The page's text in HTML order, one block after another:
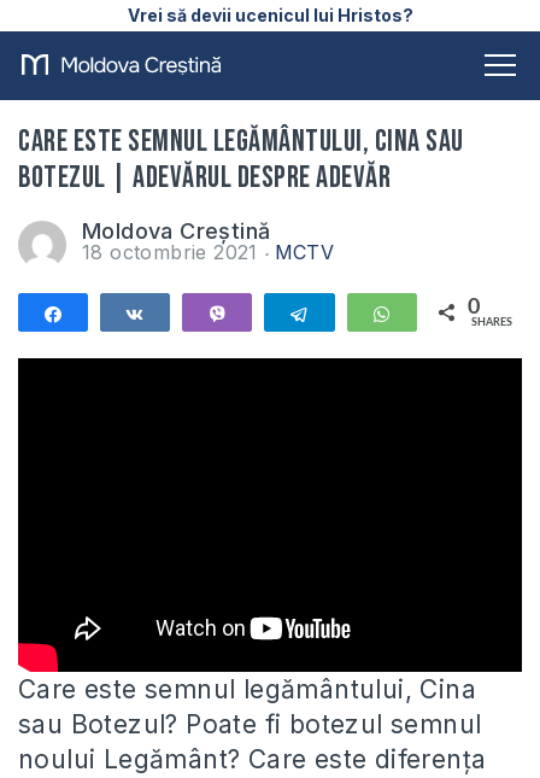
Vrei să devii ucenicul lui Hristos?
Care este semnul legământului, Cina sau
Botezul | Adevărul despre Adevăr
Moldova Creștină
18 octombrie 2021 MCTV
Telegram WhatsApp
0
SHARES
Care este semnul legământului, Cina
sau Botezul? Poate fi botezul semnul
noului Legământ? Care este diferența